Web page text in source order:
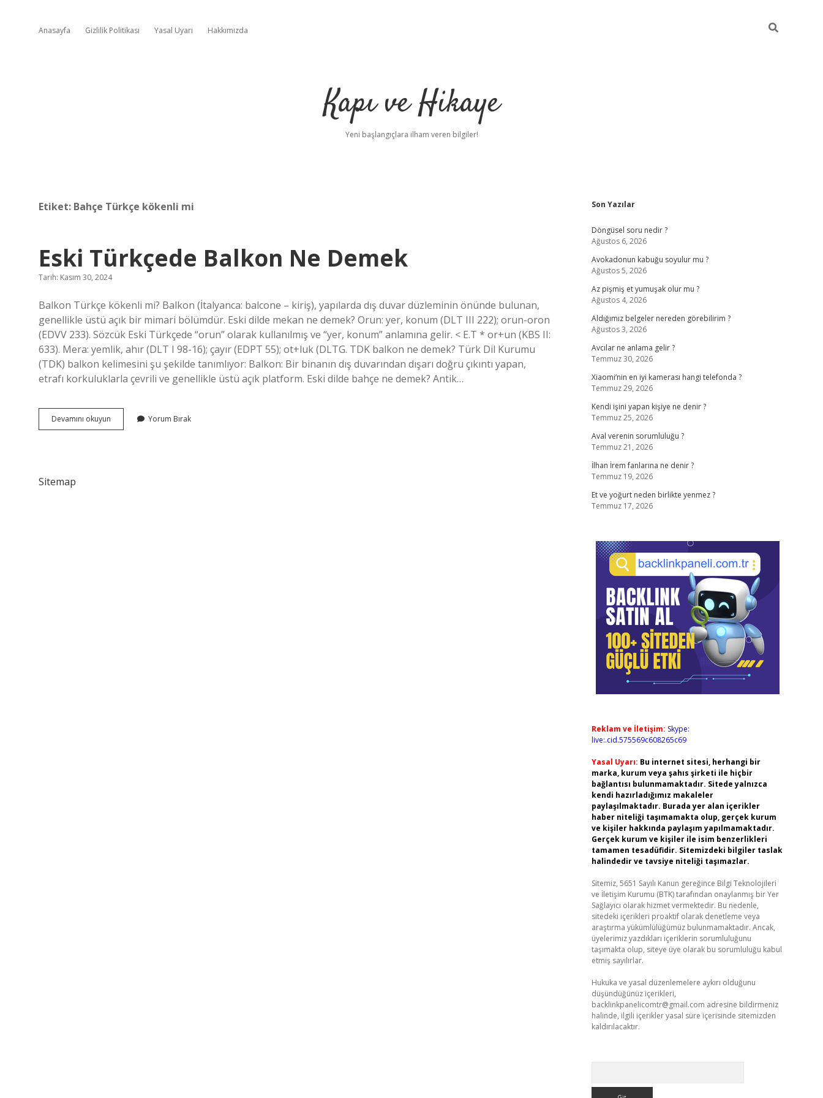
Anasayfa Gizlilik Politikası Yasal Uyarı Hakkımızda
Kapı ve Hikaye
Yeni başlangıçlara ilham veren bilgiler!
Etiket: Bahçe Türkçe kökenli mi
Eski Türkçede Balkon Ne Demek
Tarih: Kasım 30, 2024
Balkon Türkçe kökenli mi? Balkon (İtalyanca: balcone – kiriş), yapılarda dış duvar düzleminin önünde bulunan,
genellikle üstü açık bir mimari bölümdür. Eski dilde mekan ne demek? Orun: yer, konum (DLT III 222); orun-oron
(EDVV 233). Sözcük Eski Türkçede “orun” olarak kullanılmış ve “yer, konum” anlamına gelir. < E.T * or+un (KBS II:
633). Mera: yemlik, ahır (DLT I 98-16); çayır (EDPT 55); ot+luk (DLTG. TDK balkon ne demek? Türk Dil Kurumu
(TDK) balkon kelimesini şu şekilde tanımlıyor: Balkon: Bir binanın dış duvarından dışarı doğru çıkıntı yapan,
etrafı korkuluklarla çevrili ve genellikle üstü açık platform. Eski dilde bahçe ne demek? Antik…
Devamını okuyun
Türkçede
Yorum Bırak
Sitemap
Sidebar
Son Yazılar
Döngüsel soru nedir ?
Ağustos 6, 2026
Avokadonun kabuğu soyulur mu ?
Ağustos 5, 2026
Az pişmiş et yumuşak olur mu ?
Ağustos 4, 2026
Aldığımız belgeler nereden görebilirim ?
Ağustos 3, 2026
Avcılar ne anlama gelir ?
Temmuz 30, 2026
Xiaomi’nin en iyi kamerası hangi telefonda ?
Temmuz 29, 2026
Kendi işini yapan kişiye ne denir ?
Temmuz 25, 2026
Aval verenin sorumluluğu ?
Temmuz 21, 2026
İlhan İrem fanlarına ne denir ?
Temmuz 19, 2026
Et ve yoğurt neden birlikte yenmez ?
Temmuz 17, 2026
Reklam ve İletişim: Skype:
live:.cid.575569c608265c69
Yasal Uyarı: Bu internet sitesi, herhangi bir
marka, kurum veya şahıs şirketi ile hiçbir
bağlantısı bulunmamaktadır. Sitede yalnızca
kendi hazırladığımız makaleler
paylaşılmaktadır. Burada yer alan içerikler
haber niteliği taşımamakta olup, gerçek kurum
ve kişiler hakkında paylaşım yapılmamaktadır.
Gerçek kurum ve kişiler ile isim benzerlikleri
tamamen tesadüfidir. Sitemizdeki bilgiler taslak
halindedir ve tavsiye niteliği taşımazlar.
Sitemiz, 5651 Sayılı Kanun gereğince Bilgi Teknolojileri
ve İletişim Kurumu (BTK) tarafından onaylanmış bir Yer
Sağlayıcı olarak hizmet vermektedir. Bu nedenle,
sitedeki içerikleri proaktif olarak denetleme veya
araştırma yükümlülüğümüz bulunmamaktadır. Ancak,
üyelerimiz yazdıkları içeriklerin sorumluluğunu
taşımakta olup, siteye üye olarak bu sorumluluğu kabul
etmiş sayılırlar.
Hukuka ve yasal düzenlemelere aykırı olduğunu
düşündüğünüz içerikleri,
backlinkpanelicomtr@gmail.com adresine bildirmeniz
halinde, ilgili içerikler yasal süre içerisinde sitemizden
kaldırılacaktır.